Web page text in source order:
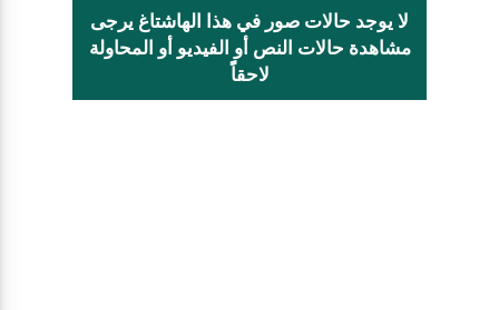
لا يوجد حالات صور في هذا الهاشتاغ يرجى
مشاهدة حالات النص أو الفيديو أو المحاولة
لاحقاًً